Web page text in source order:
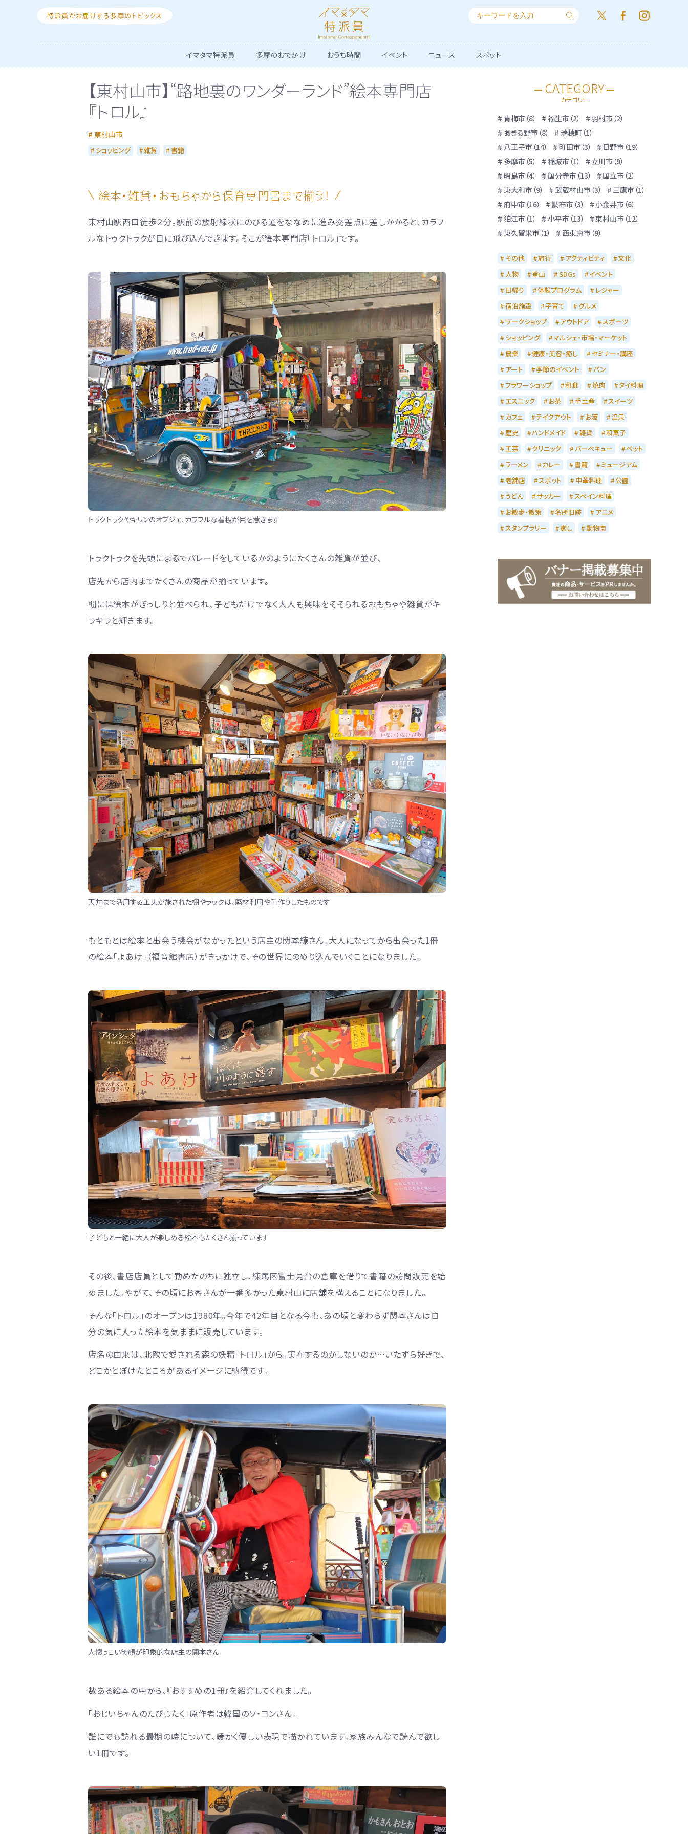
特派員がお届けする多摩のトピックス
イマタマ特派員 多摩のおでかけ おうち時間 イベント ニュース スポット
【東村山市】“路地裏のワンダーランド”絵本専門店
『トロル』
東村山市
ショッピング 雑貨 書籍
絵本・雑貨・おもちゃから保育専門書まで揃う！
東村山駅西口徒歩２分。駅前の放射線状にのびる道をななめに進み交差点に差しかかると、カラフ
ルなトゥクトゥクが目に飛び込んできます。そこが絵本専門店「トロル」です。
トゥクトゥクやキリンのオブジェ、カラフルな看板が目を惹きます
トゥクトゥクを先頭にまるでパレードをしているかのようにたくさんの雑貨が並び、
店先から店内までたくさんの商品が揃っています。
棚には絵本がぎっしりと並べられ、子どもだけでなく大人も興味をそそられるおもちゃや雑貨がキ
ラキラと輝きます。
天井まで活用する工夫が施された棚やラックは、廃材利用や手作りしたものです
もともとは絵本と出会う機会がなかったという店主の関本練さん。大人になってから出会った1冊
の絵本「よあけ」（福音館書店）がきっかけで、その世界にのめり込んでいくことになりました。
子どもと一緒に大人が楽しめる絵本もたくさん揃っています
その後、書店店員として勤めたのちに独立し、練馬区富士見台の倉庫を借りて書籍の訪問販売を始
めました。やがて、その頃にお客さんが一番多かった東村山に店舗を構えることになりました。
そんな「トロル」のオープンは1980年。今年で42年目となる今も、あの頃と変わらず関本さんは自
分の気に入った絵本を気ままに販売しています。
店名の由来は、北欧で愛される森の妖精「トロル」から。実在するのかしないのか…いたずら好きで、
どこかとぼけたところがあるイメージに納得です。
人懐っこい笑顔が印象的な店主の関本さん
数ある絵本の中から、『おすすめの1冊』を紹介してくれました。
「おじいちゃんのたびじたく」原作者は韓国のソ・ヨンさん。
誰にでも訪れる最期の時について、暖かく優しい表現で描かれています。家族みんなで読んで欲し
い1冊です。
CATEGORY
カテゴリー
青梅市（8） 福生市（2）
羽村市（2）
あきる野市（8）
瑞穂町（1）
八王子市（14）
町田市（3）
日野市（19）
多摩市（5）
稲城市（1）
立川市（9）
昭島市（4）
国分寺市（13）
国立市（2）
東大和市（9）
武蔵村山市（3）
三鷹市（1）
府中市（16）
調布市（3）
小金井市（6）
狛江市（1）
小平市（13）
東村山市（12）
東久留米市（1）
西東京市（9）
その他 旅行 アクティビティ
文化
人物
登山 SDGs
イベント
日帰り
体験プログラム
レジャー
宿泊施設
子育て
グルメ
ワークショップ
アウトドア
スポーツ
ショッピング
マルシェ・市場・マーケット
農業
健康・美容・癒し
セミナー・講座
アート
季節のイベント
パン
フラワーショップ
和食 焼肉
タイ料理
エスニック
お茶 手土産
スイーツ
カフェ
テイクアウト お酒
温泉
歴史
ハンドメイド 雑貨
和菓子
工芸
クリニック バーベキュー
ペット
ラーメン
カレー 書籍
ミュージアム
老舗店
スポット 中華料理
公園
うどん
サッカー
スペイン料理
お散歩・散策
名所旧跡
アニメ
スタンプラリー
癒し 動物園